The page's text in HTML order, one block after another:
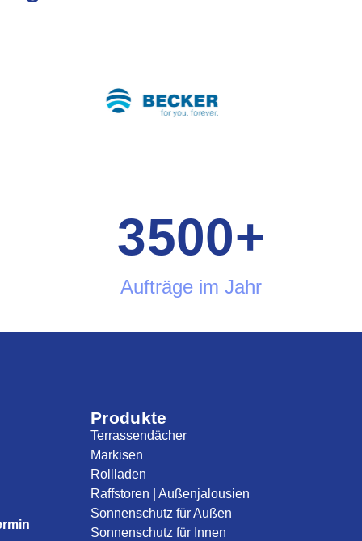
Aufträge im Jahr
3500+
Produkte
Terrassendächer
Markisen
Rollladen
Raffstoren | Außenjalousien
Sonnenschutz für Außen
Sonnenschutz für Innen